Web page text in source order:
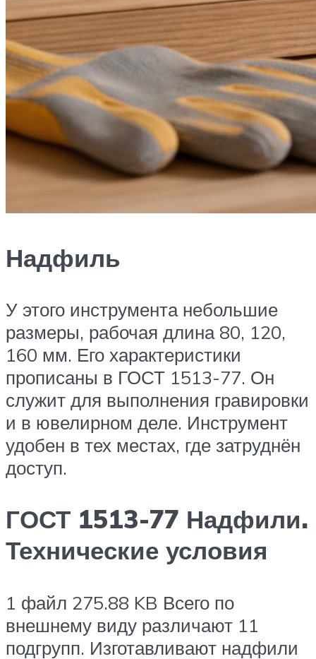
Надфиль
У этого инструмента небольшие
размеры, рабочая длина 80, 120,
160 мм. Его характеристики
прописаны в ГОСТ 1513-77. Он
служит для выполнения гравировки
и в ювелирном деле. Инструмент
удобен в тех местах, где затруднён
доступ.
ГОСТ 1513-77 Надфили.
Технические условия
1 файл 275.88 KB Всего по
внешнему виду различают 11
подгрупп. Изготавливают надфили